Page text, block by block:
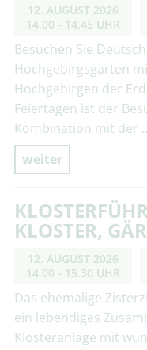
12. AUGUST 2026
14.00 - 14.45 UHR
Besuchen Sie
Hochgebirgsgarten
Hochgebirgen der
Feiertagen ist der
Kombination mit der
weiter
KLOSTER,
12. AUGUST 2026
14.00 - 15.30 UHR
Das ehemalige
ein lebendiges
Klosteranlage mit